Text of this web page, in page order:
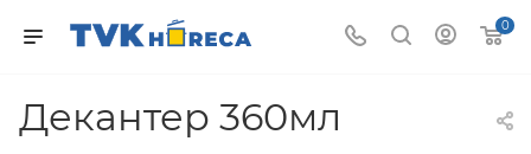
0
Декантер 360мл